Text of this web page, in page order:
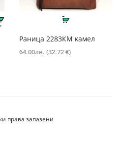
Купи Още
Раница 2283КМ камел
64.00лв. (32.72 €)
права запазени